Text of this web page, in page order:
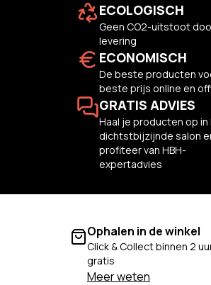
ECOLOGISCH
Geen CO2-uitstoot
levering
ECONOMISCH
De beste producten
beste prijs online en
GRATIS ADVIES
Haal je producten op
dichtstbijzijnde salon
profiteer van HBH-
expertadvies
Ophalen in de winkel
Click & Collect binnen 2
gratis
Meer weten